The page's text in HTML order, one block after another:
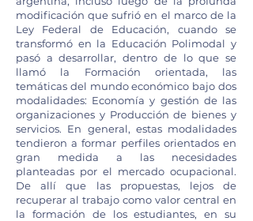
modificación que sufrió en el marco de la
Ley Federal de Educación, cuando se
transformó en la Educación Polimodal y
pasó a desarrollar, dentro de lo que se
llamó la Formación orientada, las
temáticas del mundo económico bajo dos
modalidades: Economía y gestión de las
organizaciones y Producción de bienes y
servicios. En general, estas modalidades
tendieron a formar perfiles orientados en
gran medida a las necesidades
planteadas por el mercado ocupacional.
De allí que las propuestas, lejos de
recuperar al trabajo como valor central en
la formación de los estudiantes, en su